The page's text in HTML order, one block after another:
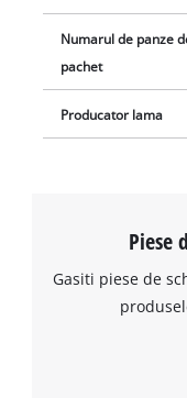
Numarul de panze
pachet
Producator lama
Piese
Gasiti piese de